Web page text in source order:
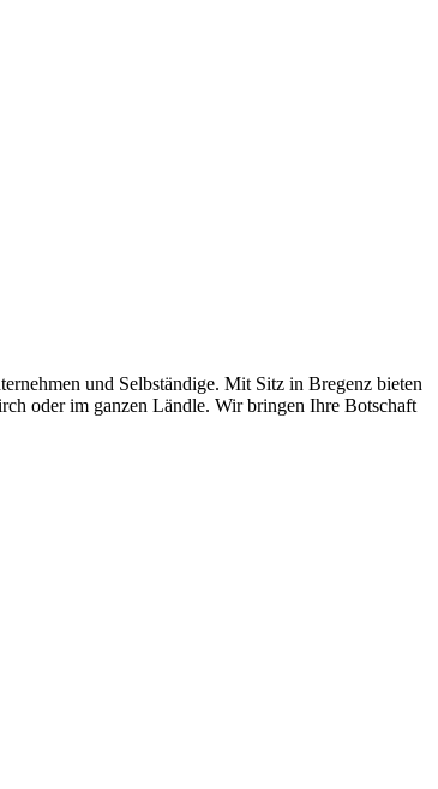
und Selbständige. Mit Sitz in Bregenz bieten
oder im ganzen Ländle. Wir bringen Ihre Botschaft